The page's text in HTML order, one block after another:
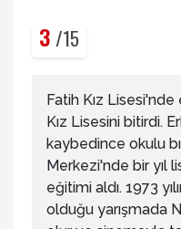
3 /15
Fatih Kız
Kız Lisesini bitirdi.
kaybedince okulu
Merkezi'nde bir yıl
eğitimi aldı. 1973
olduğu yarışmada